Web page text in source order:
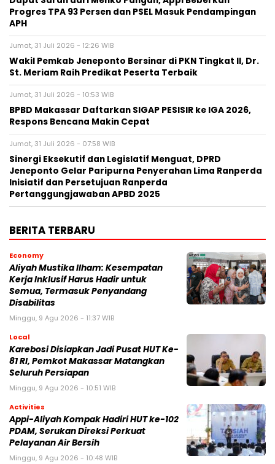
Progres TPA 93 Persen dan PSEL Masuk Pendampingan
APH
Jumat, 31 Juli 2026 - 12:26 WIB
Wakil Pemkab Jeneponto Bersinar di PKN Tingkat II, Dr.
St. Meriam Raih Predikat Peserta Terbaik
Jumat, 31 Juli 2026 - 10:53 WIB
BPBD Makassar Daftarkan SIGAP PESISIR ke IGA 2026,
Respons Bencana Makin Cepat
Jumat, 31 Juli 2026 - 07:58 WIB
Sinergi Eksekutif dan Legislatif Menguat, DPRD
Jeneponto Gelar Paripurna Penyerahan Lima Ranperda
Inisiatif dan Persetujuan Ranperda
Pertanggungjawaban APBD 2025
BERITA TERBARU
Economy
Aliyah Mustika Ilham: Kesempatan
Kerja Inklusif Harus Hadir untuk
Semua, Termasuk Penyandang
Disabilitas
Minggu, 9 Agu 2026 - 11:37 WIB
Local
Karebosi Disiapkan Jadi Pusat HUT Ke-
81 RI, Pemkot Makassar Matangkan
Seluruh Persiapan
Minggu, 9 Agu 2026 - 10:51 WIB
Activities
Appi-Aliyah Kompak Hadiri HUT ke-102
PDAM, Serukan Direksi Perkuat
Pelayanan Air Bersih
Minggu, 9 Agu 2026 - 10:48 WIB